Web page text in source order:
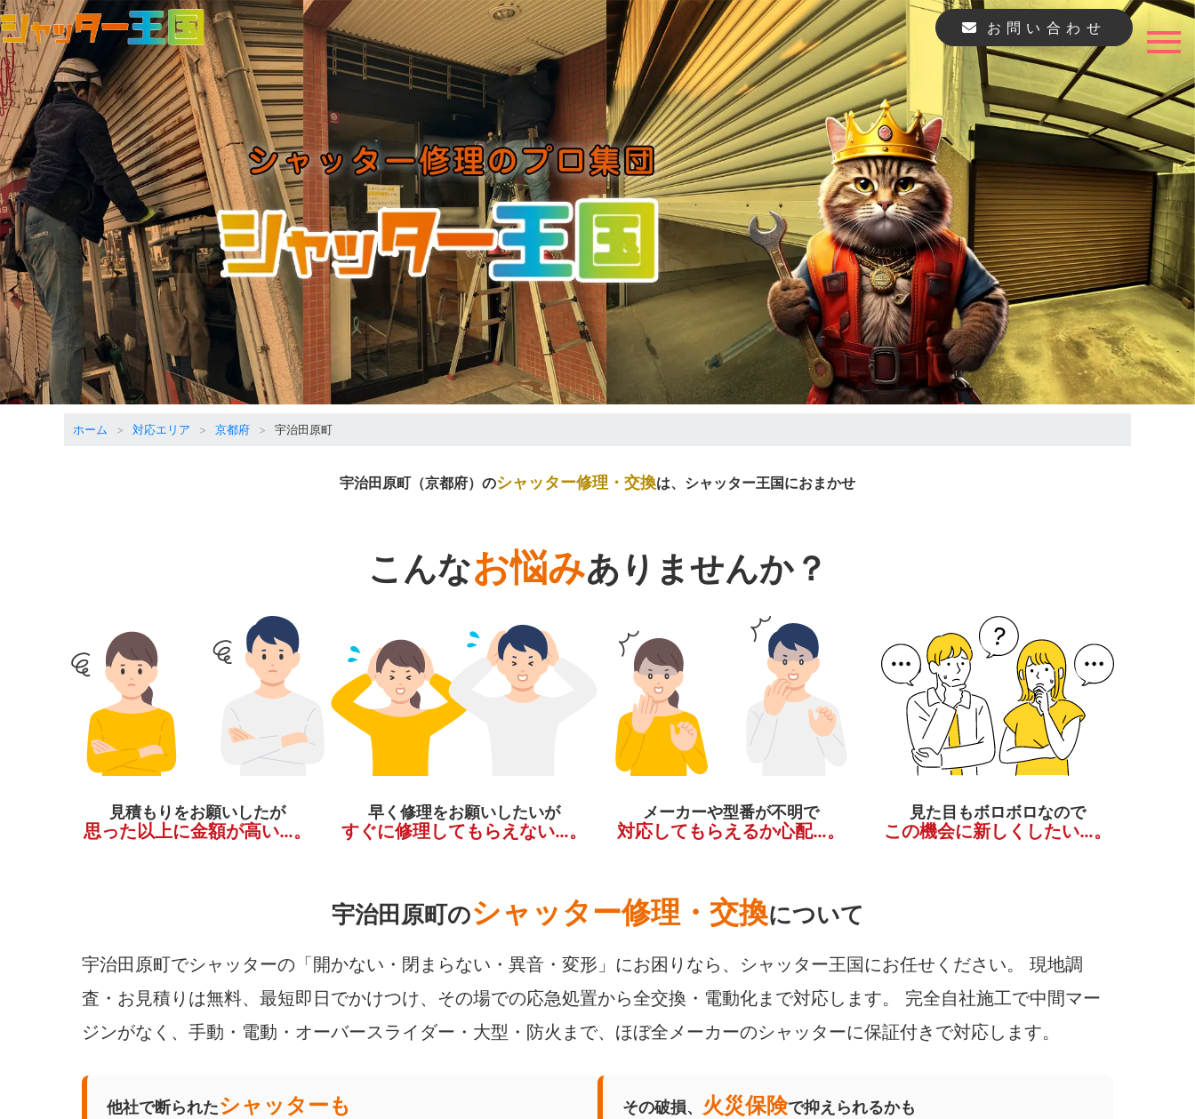
お問い合わせ
ホーム 対応エリア 京都府 宇治田原町
宇治田原町（京都府）のシャッター修理・交換は、シャッター王国におまかせ
こんなお悩みありませんか？
見積もりをお願いしたが
思った以上に金額が高い…。
早く修理をお願いしたいが
すぐに修理してもらえない…。
メーカーや型番が不明で
対応してもらえるか心配…。
見た目もボロボロなので
この機会に新しくしたい…。
宇治田原町のシャッター修理・交換について
宇治田原町でシャッターの「開かない・閉まらない・異音・変形」にお困りなら、シャッター王国にお任せください。 現地調
査・お見積りは無料、最短即日でかけつけ、その場での応急処置から全交換・電動化まで対応します。 完全自社施工で中間マー
ジンがなく、手動・電動・オーバースライダー・大型・防火まで、ほぼ全メーカーのシャッターに保証付きで対応します。
他社で断られたシャッターも その破損、 火災保険で抑えられるかも